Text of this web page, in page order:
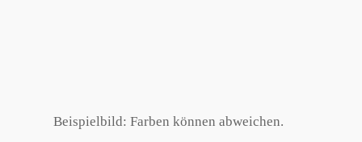
Beispielbild: Farben können abweichen.